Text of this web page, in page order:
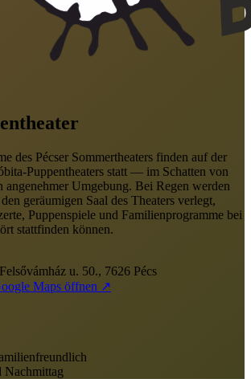
des Pécser Sommertheaters finden auf der
Puppentheaters statt — im Schatten von
angenehmer Umgebung. Bei Regen werden
geräumigen Saal des Theaters verlegt,
Puppenspiele und Familienprogramme bei
stattfinden können.
u. 50., 7626 Pécs
Maps öffnen ↗
Nachmittag